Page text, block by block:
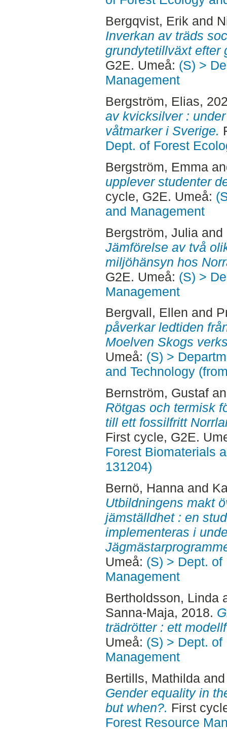
Bergqvist, Erik and
Inverkan av träds
grundytetillväxt efter
G2E. Umeå: (S) >
Management
Bergström, Elias,
av kvicksilver :
våtmarker i Sverige.
Dept. of Forest
Bergström, Emma
upplever studenter
cycle, G2E. Umeå:
and Management
Bergström, Julia and
Jämförelse av två
miljöhänsyn hos
G2E. Umeå: (S) >
Management
Bergvall, Ellen and
påverkar ledtiden
Moelven Skogs
Umeå: (S) >
and Technology
Bernström, Gustaf
Rötgas och termisk
till ett fossilfritt
First cycle, G2E.
Forest Biomaterials
131204)
Bernö, Hannaand
Utbildningens makt
jämställdhet : en
implementeras i
Umeå: (S) > Dept.
Management
Bertholdsson, Linda
Sanna-Maja, 2018.
trädrötter : ett
Umeå: (S) > Dept.
Management
Bertills, Mathilda
Gender equality in
but when?. First
Forest Resource